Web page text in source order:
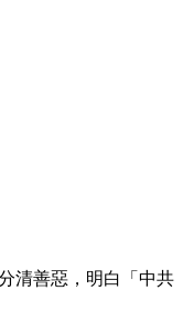
清善惡，明白「中共